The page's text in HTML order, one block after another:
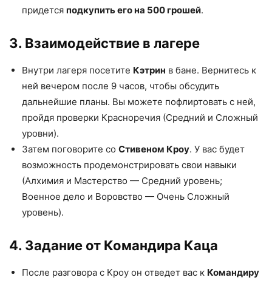
придется подкупить его на 500 грошей.
3. Взаимодействие в лагере
Внутри лагеря посетите Кэтрин в бане. Вернитесь к
ней вечером после 9 часов, чтобы обсудить
дальнейшие планы. Вы можете пофлиртовать с ней,
пройдя проверки Красноречия (Средний и Сложный
уровни).
Затем поговорите со Стивеном Кроу. У вас будет
возможность продемонстрировать свои навыки
(Алхимия и Мастерство — Средний уровень;
Военное дело и Воровство — Очень Сложный
уровень).
4. Задание от Командира Каца
После разговора с Кроу он отведет вас к Командиру